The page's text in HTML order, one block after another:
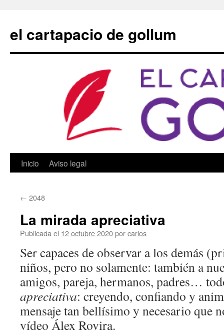
contenido
el cartapacio de gollum
Inicio Aviso legal
← 2048
La mirada apreciativa
Publicada el 12 octubre 2020porcarlos
Ser capaces de observar a los demás
niños, pero no solamente: también a
amigos, pareja, hermanos, padres…
apreciativa: creyendo, confiando y
mensaje tan bellísimo y necesario que
vídeo Álex Rovira.